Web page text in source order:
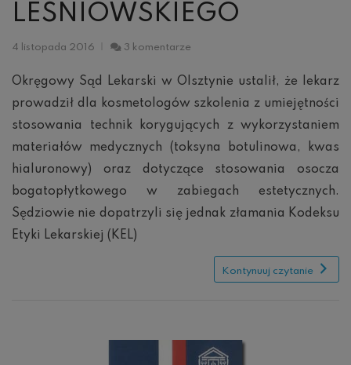
LEŚNIOWSKIEGO
4 listopada 2016 3 komentarze
lekarski:
sprawa
Leśniowskiego
Okręgowy Sąd Lekarski w Olsztynie ustalił, że lekarz
prowadził dla kosmetologów szkolenia z umiejętności
stosowania technik korygujących z wykorzystaniem
materiałów medycznych (toksyna botulinowa, kwas
hialuronowy) oraz dotyczące stosowania osocza
bogatopłytkowego w zabiegach estetycznych.
Sędziowie nie dopatrzyli się jednak złamania Kodeksu
Etyki Lekarskiej (KEL)
Kontynuuj czytanie